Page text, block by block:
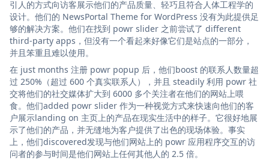
引人的方式向访客展示他们的产品质量、轻巧且符合人体工程学的
设计。他们的 NewsPortal Theme for WordPress 没有为此提供足
够的解决方案。他们在找到 powr slider 之前尝试了 different
third-party apps，但没有一个看起来好像它们是站点的一部分，
并且笨重且难以使用。
在 just months 注册 powr popup 后，他们boost 的联系人数量超
过 250%（超过 600 个真实联系人），并且 steadily 利用 powr 社
交将他们的社交媒体扩大到 6000 多个关注者在他们的网站上喂
食。他们added powr slider 作为一种视觉方式来快速向他们的客
户展示landing on 主页上的产品在现实生活中的样子。它很好地展
示了他们的产品，并无缝地为客户提供了出色的现场体验。事实
上，他们discovered发现与他们网站上的 powr 应用程序交互的访
问者的参与时间是他们网站上任何其他人的 2.5 倍。